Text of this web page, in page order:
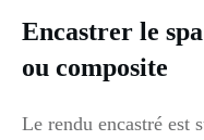
Encastrer le
ou composite
Le rendu encastré est